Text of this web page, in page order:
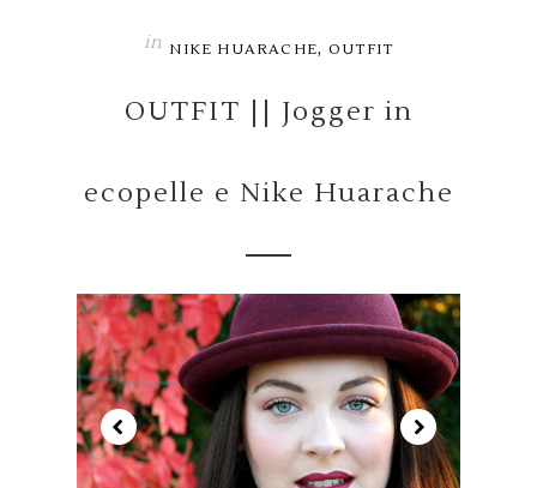
in NIKE HUARACHE, OUTFIT
OUTFIT || Jogger in
ecopelle e Nike Huarache